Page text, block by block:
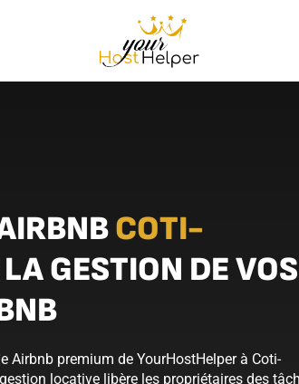
COTI-
GESTION DE VOS
Airbnb premium de YourHostHelper à Coti-
locative libère les propriétaires des